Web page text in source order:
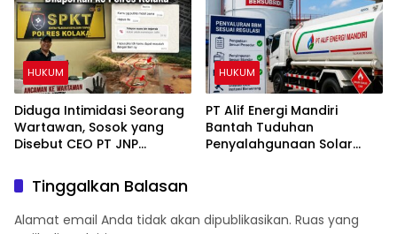
HUKUM
Diduga Intimidasi Seorang
Wartawan, Sosok yang
Disebut CEO PT JNP
Kolaka
HUKUM
PT Alif Energi Mandiri
Bantah Tuduhan
Penyalahgunaan Solar
Tinggalkan Balasan
Alamat email Anda tidak akan dipublikasikan. Ruas yang